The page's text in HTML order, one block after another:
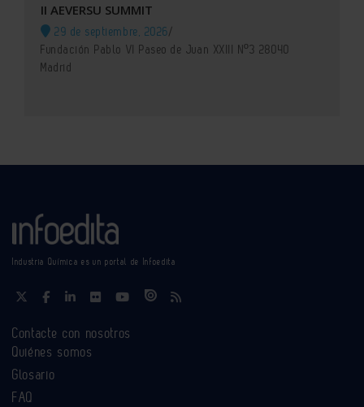
II AEVERSU SUMMIT
29 de septiembre, 2026/
Fundación Pablo VI Paseo de Juan XXIII Nº3 28040
Madrid
Industria Química es un portal de Infoedita
Contacte con nosotros
Quiénes somos
Glosario
FAQ